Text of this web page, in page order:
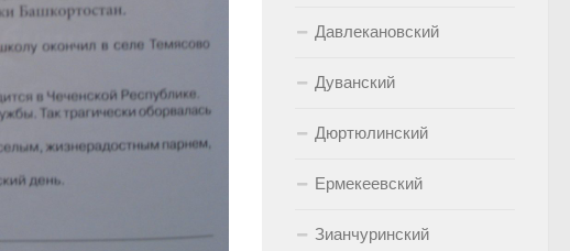
Давлекановский
Дуванский
Дюртюлинский
Ермекеевский
Зианчуринский